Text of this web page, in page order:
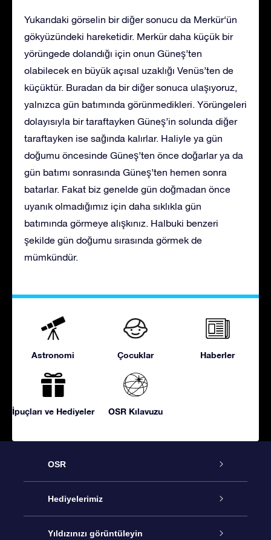
Yukarıdaki görselin bir diğer sonucu da Merkür‘ün
gökyüzündeki hareketidir. Merkür daha küçük bir
yörüngede dolandığı için onun Güneş’ten
olabilecek en büyük açısal uzaklığı Venüs’ten de
küçüktür. Buradan da bir diğer sonuca ulaşıyoruz,
yalnızca gün batımında görünmedikleri. Yörüngeleri
dolayısıyla bir taraftayken Güneş’in solunda diğer
taraftayken ise sağında kalırlar. Haliyle ya gün
doğumu öncesinde Güneş’ten önce doğarlar ya da
gün batımı sonrasında Güneş’ten hemen sonra
batarlar. Fakat biz genelde gün doğmadan önce
uyanık olmadığımız için daha sıklıkla gün
batımında görmeye alışkınız. Halbuki benzeri
şekilde gün doğumu sırasında görmek de
mümkündür.
Astronomi Çocuklar Haberler
İpuçları ve Hediyeler OSR Kılavuzu
OSR
Hizmet
İletişim
Hediyelerimiz
Çevrimiçi Yıldız Hediyesi
Yıldızınızı görüntüleyin